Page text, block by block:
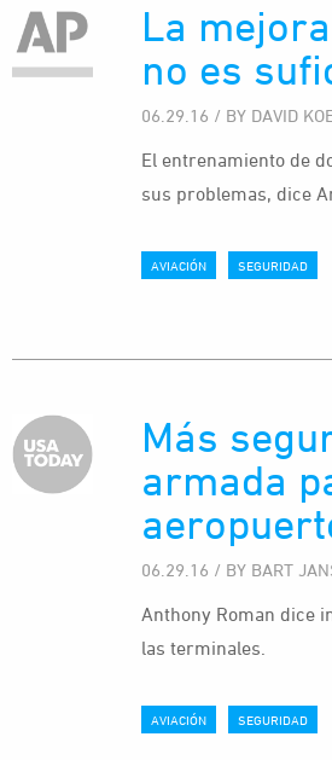
La
no es
06.29.16 / BY DAVID
El entrenamiento de
sus problemas, dice
AVIACIÓN SEGURIDAD
Más
armada
06.29.16 / BY BART
Anthony Roman dice
las terminales.
AVIACIÓN SEGURIDAD